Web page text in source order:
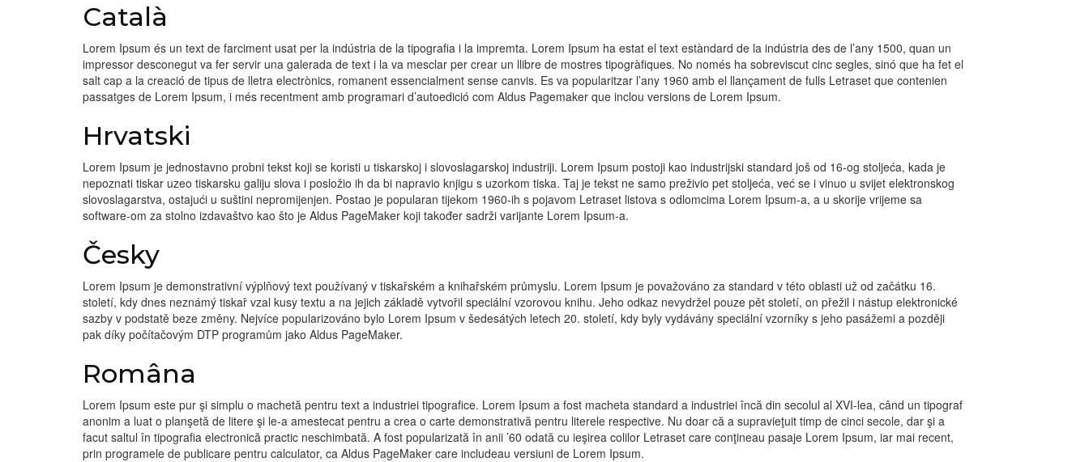
Català
Lorem Ipsum és un text de farciment usat per la indústria de la tipografia i la impremta. Lorem Ipsum ha estat el text estàndard de la indústria des de l’any 1500, quan un
impressor desconegut va fer servir una galerada de text i la va mesclar per crear un llibre de mostres tipogràfiques. No només ha sobreviscut cinc segles, sinó que ha fet el
salt cap a la creació de tipus de lletra electrònics, romanent essencialment sense canvis. Es va popularitzar l’any 1960 amb el llançament de fulls Letraset que contenien
passatges de Lorem Ipsum, i més recentment amb programari d’autoedició com Aldus Pagemaker que inclou versions de Lorem Ipsum.
Hrvatski
Lorem Ipsum je jednostavno probni tekst koji se koristi u tiskarskoj i slovoslagarskoj industriji. Lorem Ipsum postoji kao industrijski standard još od 16-og stoljeća, kada je
nepoznati tiskar uzeo tiskarsku galiju slova i posložio ih da bi napravio knjigu s uzorkom tiska. Taj je tekst ne samo preživio pet stoljeća, već se i vinuo u svijet elektronskog
slovoslagarstva, ostajući u suštini nepromijenjen. Postao je popularan tijekom 1960-ih s pojavom Letraset listova s odlomcima Lorem Ipsum-a, a u skorije vrijeme sa
software-om za stolno izdavaštvo kao što je Aldus PageMaker koji također sadrži varijante Lorem Ipsum-a.
Česky
Lorem Ipsum je demonstrativní výplňový text používaný v tiskařském a knihařském průmyslu. Lorem Ipsum je považováno za standard v této oblasti už od začátku 16.
století, kdy dnes neznámý tiskař vzal kusy textu a na jejich základě vytvořil speciální vzorovou knihu. Jeho odkaz nevydržel pouze pět století, on přežil i nástup elektronické
sazby v podstatě beze změny. Nejvíce popularizováno bylo Lorem Ipsum v šedesátých letech 20. století, kdy byly vydávány speciální vzorníky s jeho pasážemi a později
pak díky počítačovým DTP programům jako Aldus PageMaker.
Româna
Lorem Ipsum este pur şi simplu o machetă pentru text a industriei tipografice. Lorem Ipsum a fost macheta standard a industriei încă din secolul al XVI-lea, când un tipograf
anonim a luat o planşetă de litere şi le-a amestecat pentru a crea o carte demonstrativă pentru literele respective. Nu doar că a supravieţuit timp de cinci secole, dar şi a
facut saltul în tipografia electronică practic neschimbată. A fost popularizată în anii ’60 odată cu ieşirea colilor Letraset care conţineau pasaje Lorem Ipsum, iar mai recent,
prin programele de publicare pentru calculator, ca Aldus PageMaker care includeau versiuni de Lorem Ipsum.